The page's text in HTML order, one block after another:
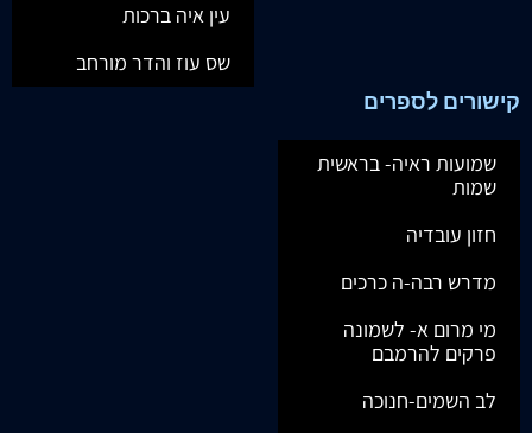
עין איה ברכות
שס עוז והדר מורחב
קישורים לספרים
שמועות ראיה- בראשית
שמות
חזון עובדיה
מדרש רבה-ה כרכים
מי מרום א- לשמונה
פרקים להרמבם
לב השמים-חנוכה